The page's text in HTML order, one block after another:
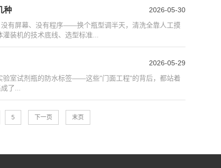
种
2026-05-30
有屏幕、没有程序——换个瓶型调半天，清洗全靠人工摸
装机的技术底线、选型标准...
2026-05-29
验室试剂瓶的防水标签——这些"门面工程"的背后，都站着
了...
5 下一页 末页